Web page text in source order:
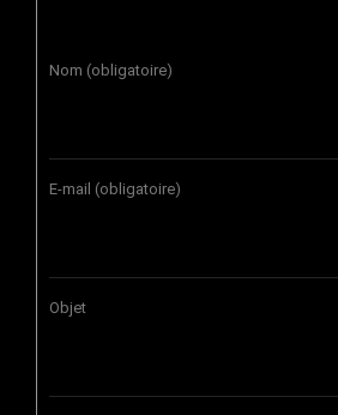
Nom (obligatoire)
E-mail (obligatoire)
Objet